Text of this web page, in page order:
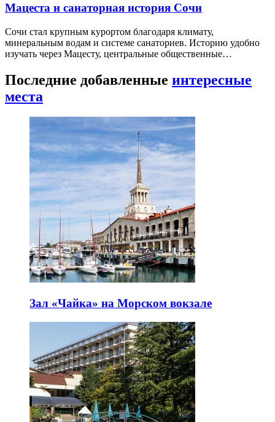
Мацеста и санаторная история Сочи
Сочи стал крупным курортом благодаря климату,
минеральным водам и системе санаториев. Историю удобно
изучать через Мацесту, центральные общественные…
Последние добавленные интересные
места
Зал «Чайка» на Морском вокзале